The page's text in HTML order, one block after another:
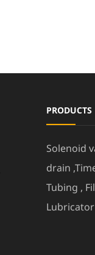
PRODUCTS
Solenoid
drain
Tubing ,